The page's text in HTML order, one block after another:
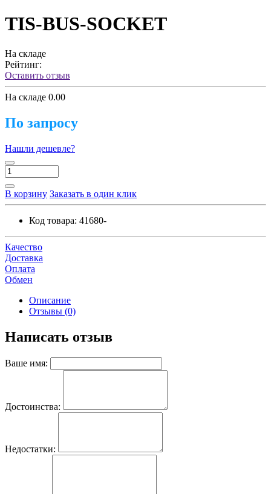
TIS-BUS-SOCKET
На складе
Рейтинг:
Оставить отзыв
На складе 0.00
По запросу
Нашли дешевле?
В корзину Заказать в один клик
Код товара: 41680-
Качество
Доставка
Оплата
Обмен
Описание
Отзывы (0)
Написать отзыв
Ваше имя:
Достоинства:
Недостатки: